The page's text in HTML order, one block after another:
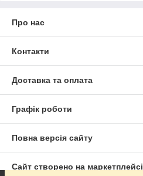
Про нас
Контакти
Доставка та оплата
Графік роботи
Повна версія сайту
Сайт створено на маркетплейсі